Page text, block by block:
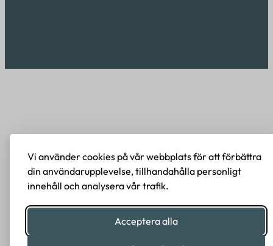
Vi använder cookies på vår webbplats för att förbättra
din användarupplevelse, tillhandahålla personligt
innehåll och analysera vår trafik.
Acceptera alla